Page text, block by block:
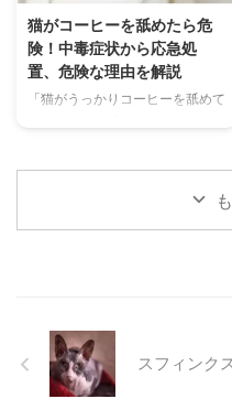
さらに、留守番中の注意点や、猫
が本当に喜ぶ暑さ対策について、
当メディアの編集部が実際に試し
た体験談もご紹介します。この記
る ...
猫がコーヒーを舐めたら危
険！中毒症状から応急処
置、危険な理由を解説
「猫がうっかりコーヒーを舐めて
み物であるコーヒーには、猫にと
って非常に危険な成分であるカフ
がコーヒーを誤飲してしまった際
に現れる症状や、すぐに取るべき
応急処置、そして日頃からできる
スフィンク